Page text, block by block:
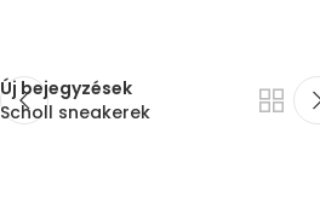
Új bejegyzések
Scholl sneakerek